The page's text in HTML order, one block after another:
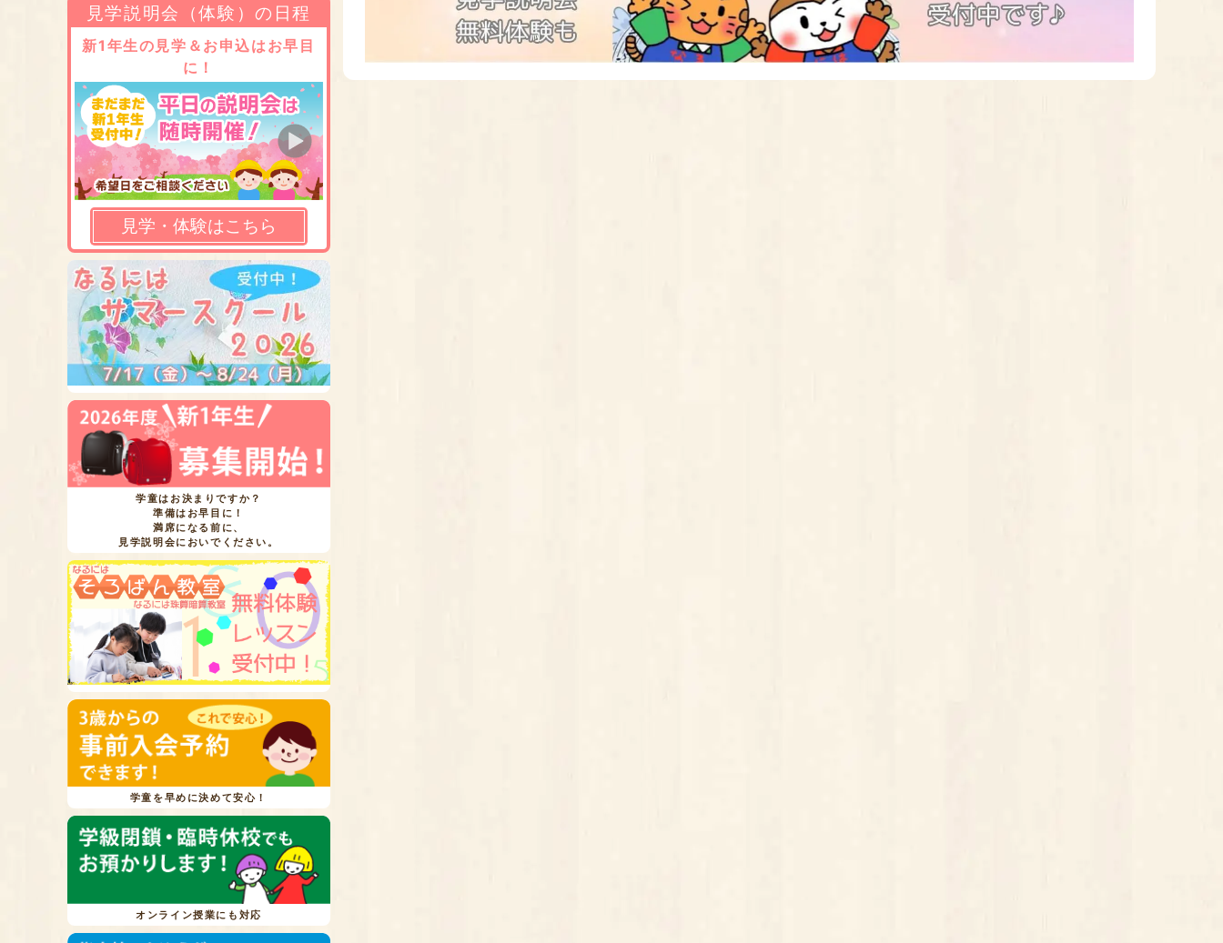
見学説明会（体験）の日程
新1年生の見学＆お申込はお早目
に！
見学・体験はこちら
学童はお決まりですか？
準備はお早目に！
満席になる前に、
見学説明会においでください。
学童を早めに決めて安心！
オンライン授業にも対応